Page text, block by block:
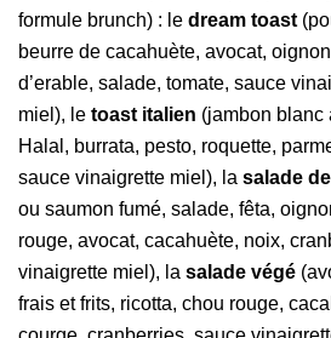
formule brunch) : le dream toast
beurre de cacahuète, avocat,
d’erable, salade, tomate, sauce
miel), le toast italien (jambon blanc
Halal, burrata, pesto, roquette,
sauce vinaigrette miel), la salade
ou saumon fumé, salade, fêta,
rouge, avocat, cacahuète, noix,
vinaigrette miel), la salade végé
frais et frits, ricotta, chou rouge,